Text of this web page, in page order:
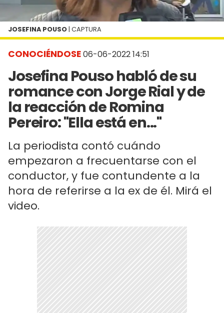
CONOCIÉNDOSE06-06-2022 14:51
Josefina Pouso habló de su
romance con Jorge Rial y de
la reacción de Romina
Pereiro: "Ella está en..."
La periodista contó cuándo
empezaron a frecuentarse con el
conductor, y fue contundente a la
hora de referirse a la ex de él. Mirá el
video.
JOSEFINA POUSO | CAPTURA